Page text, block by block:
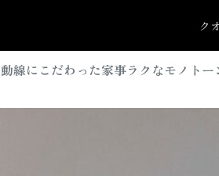
ク
動線にこだわった家事ラクなモノトー